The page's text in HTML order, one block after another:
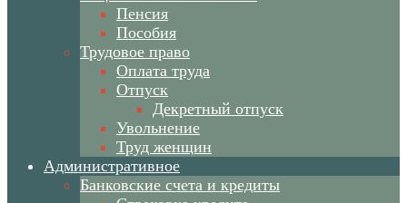
Пенсия
Пособия
Трудовое право
Оплата труда
Отпуск
Декретный отпуск
Увольнение
Труд женщин
Административное
Банковские счета и кредиты